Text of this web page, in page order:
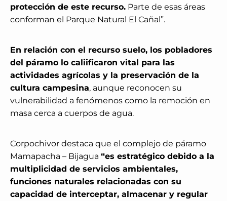
protección de este recurso. Parte de esas áreas
conforman el Parque Natural El Cañal”.
En relación con el recurso suelo, los pobladores
del páramo lo caliificaron vital para las
actividades agrícolas y la preservación de la
cultura campesina, aunque reconocen su
vulnerabilidad a fenómenos como la remoción en
masa cerca a cuerpos de agua.
Corpochivor destaca que el complejo de páramo
Mamapacha – Bijagua “es estratégico debido a la
multiplicidad de servicios ambientales,
funciones naturales relacionadas con su
capacidad de interceptar, almacenar y regular